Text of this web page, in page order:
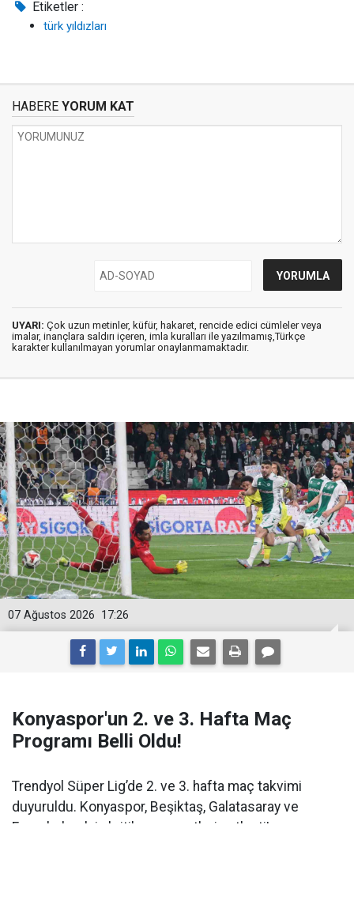
Etiketler :
türk yıldızları
HABERE YORUM KAT
UYARI: Çok uzun metinler, küfür, hakaret, rencide edici cümleler veya
imalar, inançlara saldırı içeren, imla kuralları ile yazılmamış,Türkçe
karakter kullanılmayan yorumlar onaylanmamaktadır.
17:26
07 Ağustos 2026
Konyaspor'un 2. ve 3. Hafta Maç
Programı Belli Oldu!
Trendyol Süper Lig’de 2. ve 3. hafta maç takvimi
duyuruldu. Konyaspor, Beşiktaş, Galatasaray ve
Fenerbahçe'nin kritik maç saatleri netleşti!